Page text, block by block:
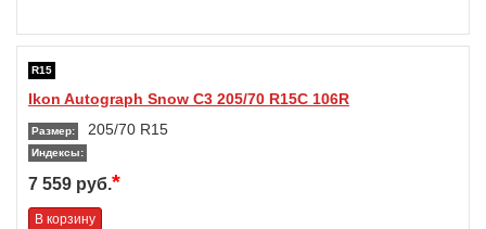
R15
Ikon Autograph Snow C3 205/70 R15C 106R
Размер: 205/70 R15
Индексы:
7 559 руб.*
В корзину